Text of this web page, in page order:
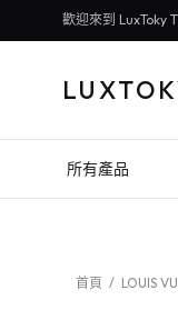
歡迎來到 LuxToky
所有產品
首頁 / LOUIS